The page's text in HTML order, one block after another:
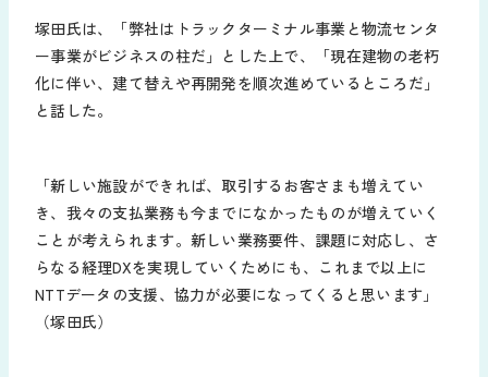
塚田氏は、「弊社はトラックターミナル事業と物流センタ
ー事業がビジネスの柱だ」とした上で、「現在建物の老朽
化に伴い、建て替えや再開発を順次進めているところだ」
と話した。
「新しい施設ができれば、取引するお客さまも増えてい
き、我々の支払業務も今までになかったものが増えていく
ことが考えられます。新しい業務要件、課題に対応し、さ
らなる経理DXを実現していくためにも、これまで以上に
NTTデータの支援、協力が必要になってくると思います」
（塚田氏）